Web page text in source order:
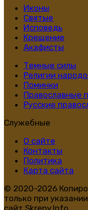
Иконы
Святые
Исповедь
Крещение
Акафисты
Темные силы
Религии
Поминки
Православные
Русские
Служебные
О сайте
Контакты
Политика
Карта сайта
© 2020-2026
только при
сайт Skrepy.Info